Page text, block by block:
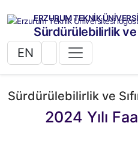
ERZURUM TEKNİK
Sürdürülebilirlik ve
EN
Sürdürülebilirlik ve
2024 Yılı